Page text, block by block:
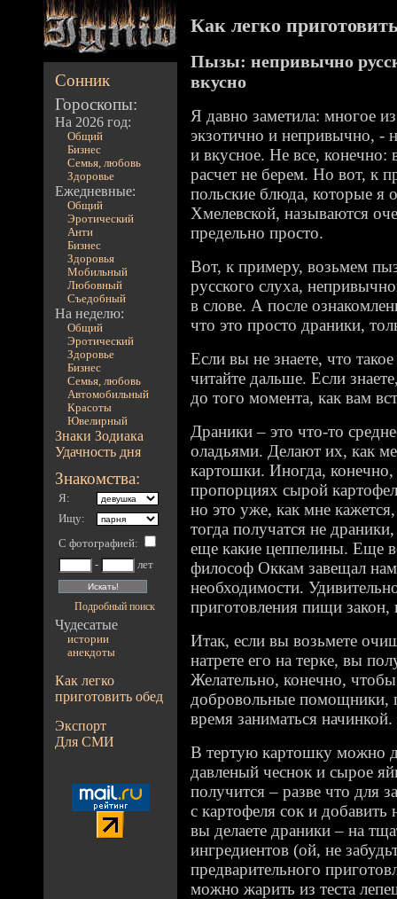
Сонник
Гороскопы:
На 2026 год:
Общий
Бизнес
Семья, любовь
Здоровье
Ежедневные:
Общий
Эротический
Анти
Бизнес
Здоровья
Мобильный
Любовный
Съедобный
На неделю:
Общий
Эротический
Здоровье
Бизнес
Семья, любовь
Автомобильный
Красоты
Ювелирный
Знаки Зодиака
Удачность дня
Знакомства:
Я:
Ищу:
С фотографией:
-
лет
Подробный поиск
Чудесатые
истории
анекдоты
Как легко
приготовить обед
Экспорт
Для СМИ
Как легко
Пызы: непривычно
вкусно
Я давно заметила: многое
экзотично и непривычно, -
и вкусное. Не все,
расчет не берем. Но вот, к
польские блюда, которые я
Хмелевской, называются
предельно просто.
Вот, к примеру, возьмем
русского слуха,
в слове. А после
что это просто драники,
Если вы не знаете, что
читайте дальше. Если
до того момента, как вам
Драники – это что-то
оладьями. Делают их, как
картошки. Иногда,
пропорциях сырой
но это уже, как мне
тогда получатся не
еще какие цеппелины. Еще
философ Оккам завещал
необходимости.
приготовления пищи закон,
Итак, если вы возьмете
натрете его на терке, вы
Желательно, конечно,
добровольные помощники,
время заниматься начинкой.
В тертую картошку можно
давленый чеснок и сырое
получится – разве что для
с картофеля сок и
вы делаете драники – на
ингредиентов (ой, не
предварительного
можно жарить из теста